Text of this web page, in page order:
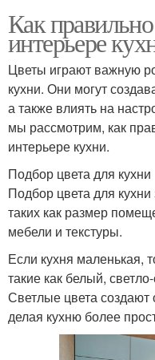
Как правильно
интерьере
Цветы играют важную
кухни. Они могут
а также влиять на
мы рассмотрим, как
интерьере кухни.
Подбор цвета для кухни
Подбор цвета для
таких как размер
мебели и текстуры.
Если кухня маленькая,
такие как белый,
Светлые цвета
делая кухню более